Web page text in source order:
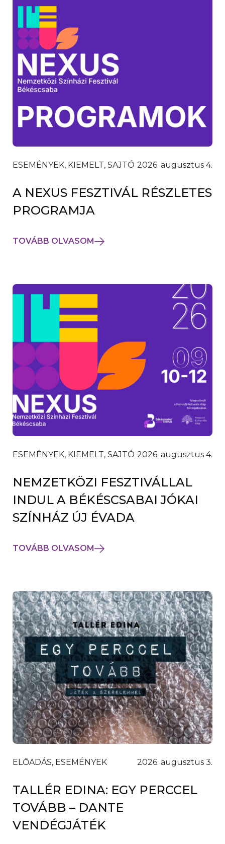
ESEMÉNYEK, KIEMELT, SAJTÓ 2026. augusztus 4.
A NEXUS FESZTIVÁL RÉSZLETES
PROGRAMJA
TOVÁBB OLVASOM
ESEMÉNYEK, KIEMELT, SAJTÓ 2026. augusztus 4.
NEMZETKÖZI FESZTIVÁLLAL
INDUL A BÉKÉSCSABAI JÓKAI
SZÍNHÁZ ÚJ ÉVADA
TOVÁBB OLVASOM
ELŐADÁS, ESEMÉNYEK 2026. augusztus 3.
TALLÉR EDINA: EGY PERCCEL
TOVÁBB – DANTE
VENDÉGJÁTÉK